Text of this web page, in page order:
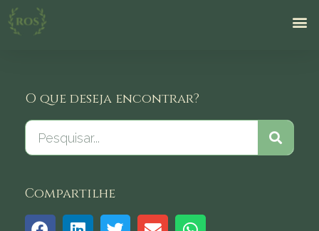
O que deseja encontrar?
Compartilhe